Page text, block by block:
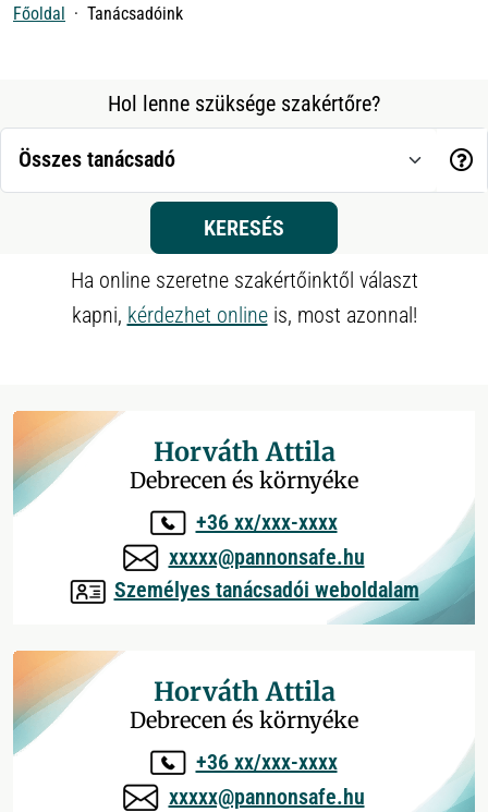
Főoldal Tanácsadóink
Hol lenne szüksége szakértőre?
KERESÉS
Ha online szeretne szakértőinktől választ
kapni, kérdezhet onlineis, most azonnal!
Horváth Attila
Debrecen és környéke
+36 xx/xxx-xxxx
xxxxx@pannonsafe.hu
Személyes tanácsadói weboldalam
Horváth Attila
Debrecen és környéke
+36 xx/xxx-xxxx
xxxxx@pannonsafe.hu